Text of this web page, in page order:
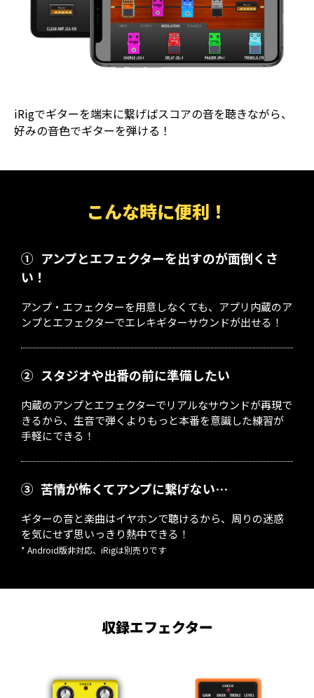
iRigでギターを端末に繋げばスコアの音を聴きながら、
好みの音色でギターを弾ける！
こんな時に便利！
① アンプとエフェクターを出すのが面倒くさ
い！
アンプ・エフェクターを用意しなくても、アプリ内蔵のア
ンプとエフェクターでエレキギターサウンドが出せる！
② スタジオや出番の前に準備したい
内蔵のアンプとエフェクターでリアルなサウンドが再現で
きるから、生音で弾くよりもっと本番を意識した練習が
手軽にできる！
③ 苦情が怖くてアンプに繋げない…
ギターの音と楽曲はイヤホンで聴けるから、周りの迷惑
を気にせず思いっきり熱中できる！
* Android版非対応、iRigは別売りです
収録エフェクター